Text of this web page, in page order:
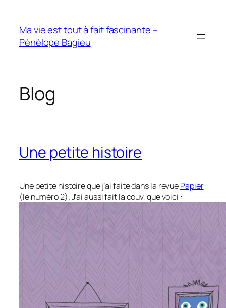
contenu
Ma vie est tout à fait fascinante –
Pénélope Bagieu
Blog
Une petite histoire
Une petite histoire que j’ai faite dans la revuePapier
(le numéro 2). J’ai aussi fait la couv, que voici :